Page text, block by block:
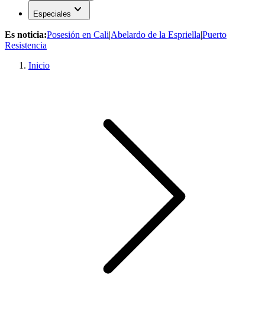
Especiales expand_more
Es noticia:Posesión en Cali|Abelardo de la Espriella|Puerto
Resistencia
Inicio